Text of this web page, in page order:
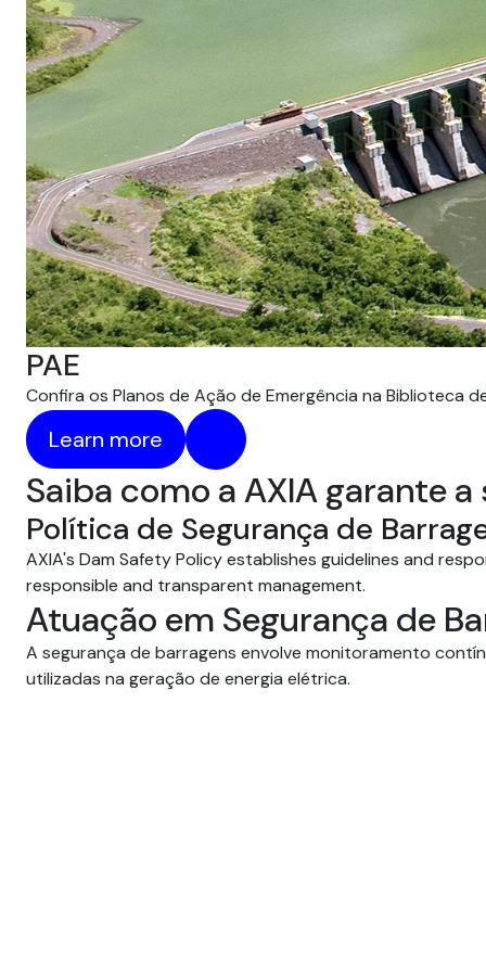
PAE
Confira os Planos de Ação de Emergência na Biblioteca
Learn more
Saiba como a AXIA garante
Política de Segurança de
AXIA's Dam Safety Policy establishes guidelines and
responsible and transparent management.
Atuação em Segurança de
A segurança de barragens envolve monitoramento
utilizadas na geração de energia elétrica.